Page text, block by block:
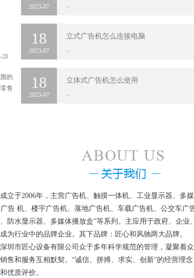
高清播放； 2、支持语言：中文、英文、
、西班牙、日、韩、俄...
统， 2、支持远程发
寸户外广告机(单机版)(网络
)
产品信息 商品名称：50寸壁挂式网络版圆
品型号：LZX-50LHW001 商品颜色：银
白色，黑色（可选配...
55寸智能户外
告机
产品信息 商品名
圆角 商品型号：LZX-
20
的
售
2023-07 ...
18
2023-07
立式广告机怎么连接电脑
...
18
2023-07
立体式广告机怎么使用
...
成立于2006年，主营广告机、触摸一体机、工业显示器、多
告 机、楼宇广告机、落地广告机、车载广告机、公交车
防水显示器、多媒体播放盒”等系列。主应用于政府、企
为行业中的品牌企业。其下品牌：匠心和风驰两大品牌。
深圳市匠心设备有限公司众于多年科学规范的管理，凝聚着
售和服务互相默契。“诚信、拼搏、求实、创新”的经营理
优质评价。